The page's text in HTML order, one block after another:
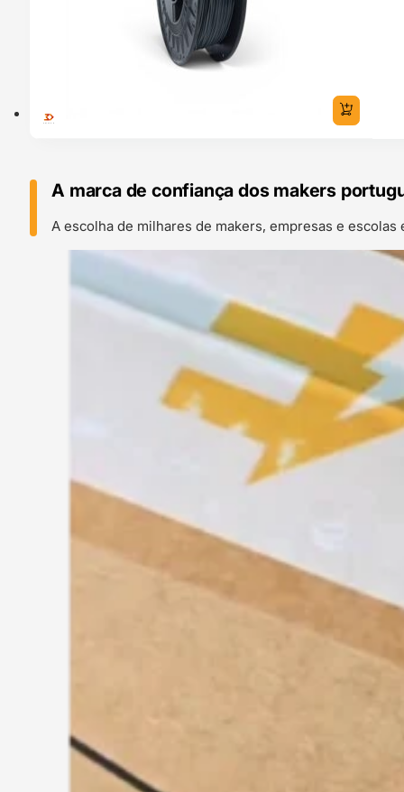
A marca de confiança dos makers
A escolha de milhares de makers, empresas e escolas